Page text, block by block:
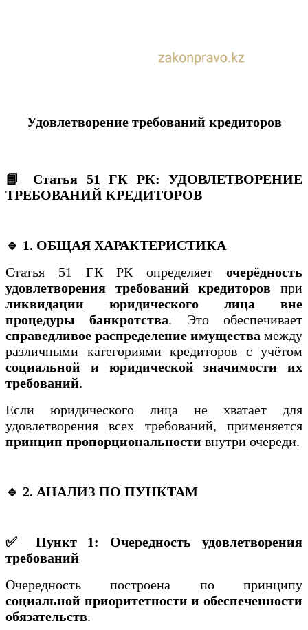
Удовлетворение требований кредиторов
📘 Статья 51 ГК РК: УДОВЛЕТВОРЕНИЕ
ТРЕБОВАНИЙ КРЕДИТОРОВ
🔹 1. ОБЩАЯ ХАРАКТЕРИСТИКА
Статья 51 ГК РК определяет очерёдность
удовлетворения требований кредиторов при
ликвидации юридического лица вне
процедуры банкротства. Это обеспечивает
справедливое распределение имущества между
различными категориями кредиторов с учётом
социальной и юридической значимости их
требований.
Если юридического лица не хватает для
удовлетворения всех требований, применяется
принцип пропорциональности внутри очереди.
🔹 2. АНАЛИЗ ПО ПУНКТАМ
✅ Пункт 1: Очередность удовлетворения
требований
Очередность построена по принципу
социальной приоритетности и обеспеченности
обязательств.